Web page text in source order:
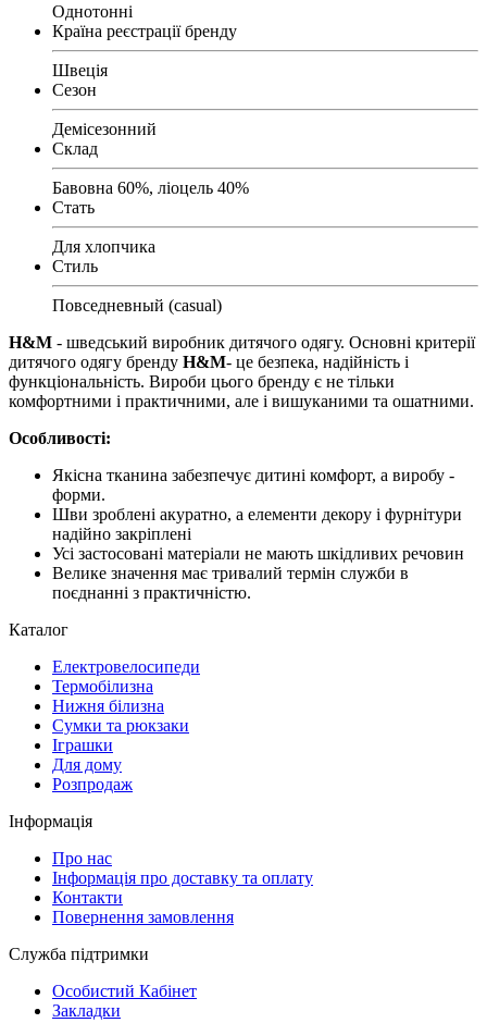
Однотонні
Країна реєстрації бренду
Швеція
Сезон
Демісезонний
Склад
Бавовна 60%, ліоцель 40%
Стать
Для хлопчика
Стиль
Повседневный (casual)
H&M - шведський виробник дитячого одягу. Основні критерії
дитячого одягу бренду H&M- це безпека, надійність і
функціональність. Вироби цього бренду є не тільки
комфортними і практичними, але і вишуканими та ошатними.
Особливості:
Якісна тканина забезпечує дитині комфорт, а виробу -
форми.
Шви зроблені акуратно, а елементи декору і фурнітури
надійно закріплені
Усі застосовані матеріали не мають шкідливих речовин
Велике значення має тривалий термін служби в
поєднанні з практичністю.
Каталог
Електровелосипеди
Термобілизна
Нижня білизна
Сумки та рюкзаки
Іграшки
Для дому
Розпродаж
Інформація
Про нас
Інформація про доставку та оплату
Контакти
Повернення замовлення
Служба підтримки
Особистий Кабінет
Закладки